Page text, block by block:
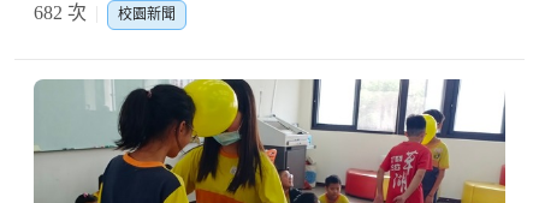
682 次
校園新聞